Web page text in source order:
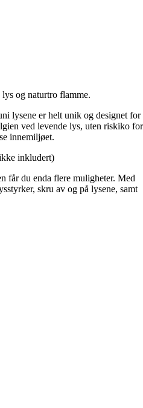
og naturtro flamme.
lysene er helt unik og designet for
ved levende lys, uten riskiko for
innemiljøet.
inkludert)
får du enda flere muligheter. Med
skru av og på lysene, samt